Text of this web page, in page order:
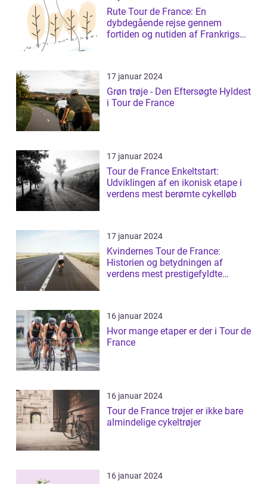
Rute Tour de France: En
dybdegående rejse gennem
fortiden og nutiden af Frankrigs
17 januar 2024
Grøn trøje - Den Eftersøgte Hyldest
i Tour de France
17 januar 2024
Tour de France Enkeltstart:
Udviklingen af en ikonisk etape i
verdens mest berømte cykelløb
17 januar 2024
Kvindernes Tour de France:
Historien og betydningen af
verdens mest prestigefyldte
16 januar 2024
Hvor mange etaper er der i Tour de
France
16 januar 2024
Tour de France trøjer er ikke bare
almindelige cykeltrøjer
16 januar 2024